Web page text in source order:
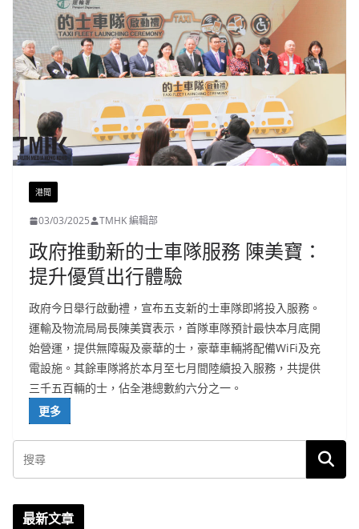
港聞
03/03/2025 TMHK 編輯部
政府推動新的士車隊服務 陳美寶：
提升優質出行體驗
政府今日舉行啟動禮，宣布五支新的士車隊即將投入服務。
運輸及物流局局長陳美寶表示，首隊車隊預計最快本月底開
始營運，提供無障礙及豪華的士，豪華車輛將配備WiFi及充
電設施。其餘車隊將於本月至七月間陸續投入服務，共提供
三千五百輛的士，佔全港總數約六分之一。
更多
最新文章